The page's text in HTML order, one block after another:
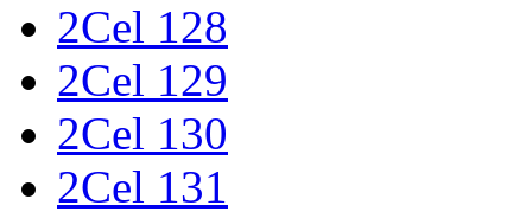
2Cel 128
2Cel 129
2Cel 130
2Cel 131